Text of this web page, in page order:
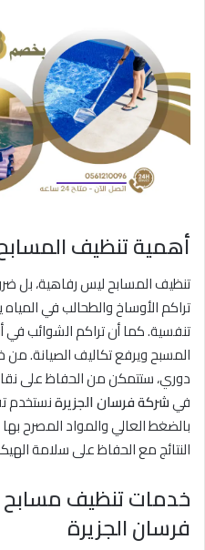
أهمية تنظيف
تنظيف المسابح ليس رفاهية، بل
تراكم الأوساخ والطحالب في
تنفسية. كما أن تراكم الشوائب
المسبح ويرفع تكاليف الصيانة. من
دوري، ستتمكن من الحفاظ على
فيشركة فرسان الجزيرةنستخدم
بالضغط العالي والمواد المصرح
النتائج مع الحفاظ على سلامة
خدمات تنظيف
فرسان الجزيرة